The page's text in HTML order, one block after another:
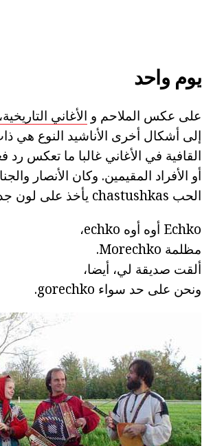
يوم واحد
على عكس الملاحم و الأغاني التاريخية،
إلى أشكال أخرى الأناشيد النوع هي
القافية في الأغاني غالبا ما تعكس
أو الأفراد المقيمين. وكان الأنصار
الحب chastushkas يأخذ على لون جديد ولا تصبح شعور عال، خدعة، الذي كان أحيانا يسخرون.
Echko أوه أوه echko،
مظلمة Morechko.
ألقت صديقة لي، أيضا،
ونحن على حد سواء gorechko.